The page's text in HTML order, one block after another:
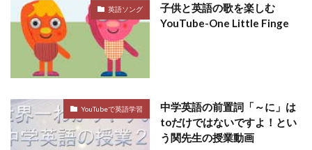
英語ソング
子供と英語の歌を楽しむ
YouTube-One Little Finge
YouTubeで英語学習
中学英語の前置詞「～に」は
toだけではないですよ！とい
う関先生の授業動画